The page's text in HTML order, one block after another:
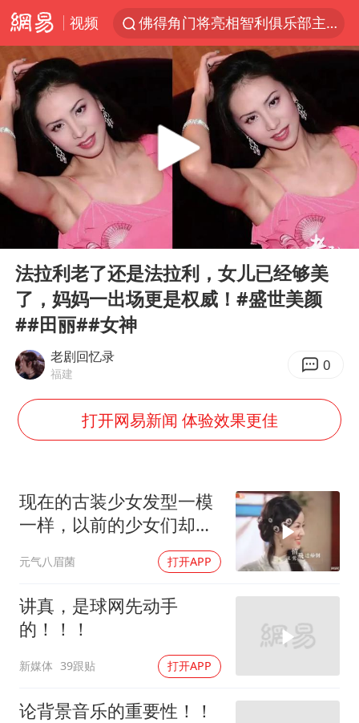
视频
佛得角门将亮相智利俱乐部主场
中方回应是否在太平洋海底开采稀土
看守所辅警收受10万获刑1年
宇树科技发行价格150.80元/股
CIA被曝已秘密设立古巴工作组
U17国足1分钟轰2球
宇树科技王兴兴身家有望超200亿元
中国养老床位“三连降”
外交部发言人就广岛核爆81周年等答记者问
奋进开新局 实干挑大梁
Play
00:00 00:52
法拉利老了还是法拉利，女儿已经够美
了，妈妈一出场更是权威！#盛世美颜
##田丽##女神
老剧回忆录
福建 0
打开网易新闻 体验效果更佳
现在的古装少女发型一模
一样，以前的少女们却没
元气八眉菌 打开APP
讲真，是球网先动手
的！！！
新媒体 39跟贴 打开APP
论背景音乐的重要性！！